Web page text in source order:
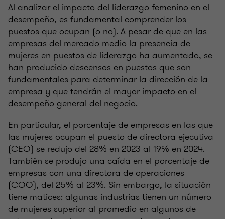
Al analizar el impacto del liderazgo femenino en el
desempeño, es fundamental comprender los
puestos que ocupan (o no). A pesar de que en las
empresas del mercado medio la presencia de
mujeres en puestos de liderazgo ha aumentado, se
han producido descensos en puestos que son
fundamentales para determinar la dirección de la
empresa y que tendrán el mayor impacto en el
desempeño general del negocio.
En particular, el porcentaje de empresas en las que
las mujeres ocupan el puesto de directora ejecutiva
(CEO) se redujo del 28% en 2023 al 19% en 2024.
También se produjo una caída en el porcentaje de
empresas con una directora de operaciones
(COO), del 25% al ​​23%. Sin embargo, la situación
tiene matices: algunas industrias tienen un número
de mujeres superior al promedio en algunos de